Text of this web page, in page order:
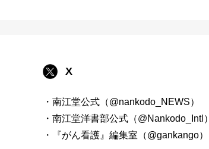
X
・南江堂公式（@nankodo_NEWS）
・南江堂洋書部公式（@Nankodo_Intl）
・『がん看護』編集室（@gankango）